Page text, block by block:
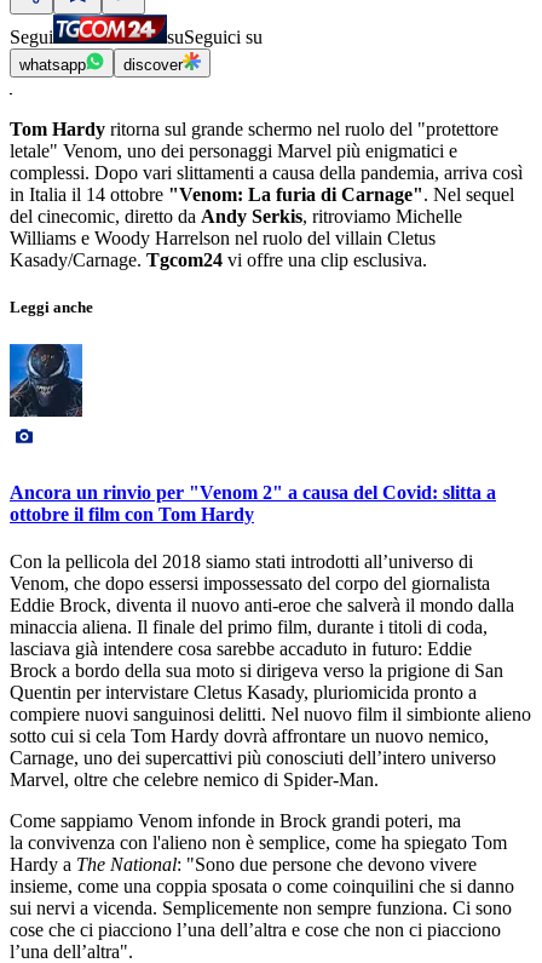
Segui suSeguici su
whatsapp discover
Tom Hardy ritorna sul grande schermo nel ruolo del "protettore
letale" Venom, uno dei personaggi Marvel più enigmatici e
complessi. Dopo vari slittamenti a causa della pandemia, arriva così
in Italia il 14 ottobre "Venom: La furia di Carnage". Nel sequel
del cinecomic, diretto da Andy Serkis, ritroviamo Michelle
Williams e Woody Harrelson nel ruolo del villain Cletus
Kasady/Carnage. Tgcom24 vi offre una clip esclusiva.
Leggi anche
Ancora un rinvio per "Venom 2" a causa del Covid: slitta a
ottobre il film con Tom Hardy
Con la pellicola del 2018 siamo stati introdotti all’universo di
Venom, che dopo essersi impossessato del corpo del giornalista
Eddie Brock, diventa il nuovo anti-eroe che salverà il mondo dalla
minaccia aliena. Il finale del primo film, durante i titoli di coda,
lasciava già intendere cosa sarebbe accaduto in futuro: Eddie
Brock a bordo della sua moto si dirigeva verso la prigione di San
Quentin per intervistare Cletus Kasady, pluriomicida pronto a
compiere nuovi sanguinosi delitti. Nel nuovo film il simbionte alieno
sotto cui si cela Tom Hardy dovrà affrontare un nuovo nemico,
Carnage, uno dei supercattivi più conosciuti dell’intero universo
Marvel, oltre che celebre nemico di Spider-Man.
Come sappiamo Venom infonde in Brock grandi poteri, ma
la convivenza con l'alieno non è semplice, come ha spiegato Tom
Hardy a The National: "Sono due persone che devono vivere
insieme, come una coppia sposata o come coinquilini che si danno
sui nervi a vicenda. Semplicemente non sempre funziona. Ci sono
cose che ci piacciono l’una dell’altra e cose che non ci piacciono
l’una dell’altra".